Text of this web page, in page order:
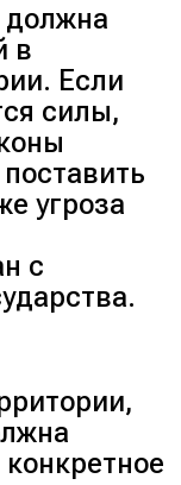
должна
в
Если
силы,
угроза
с